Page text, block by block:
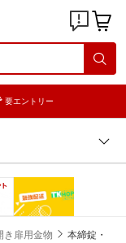
要エントリー
き扉用金物
本締錠・